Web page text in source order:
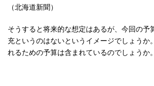
（北海道新聞）
そうすると将来的な想定はあるが、今回の予
充というのはないというイメージでしょうか
れるための予算は含まれているのでしょうか。